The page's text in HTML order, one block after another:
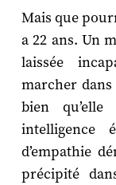
Mais que
a 22 ans. Un
laissée
marcher dans
bien qu’elle
intelligence
d’empathie
précipité